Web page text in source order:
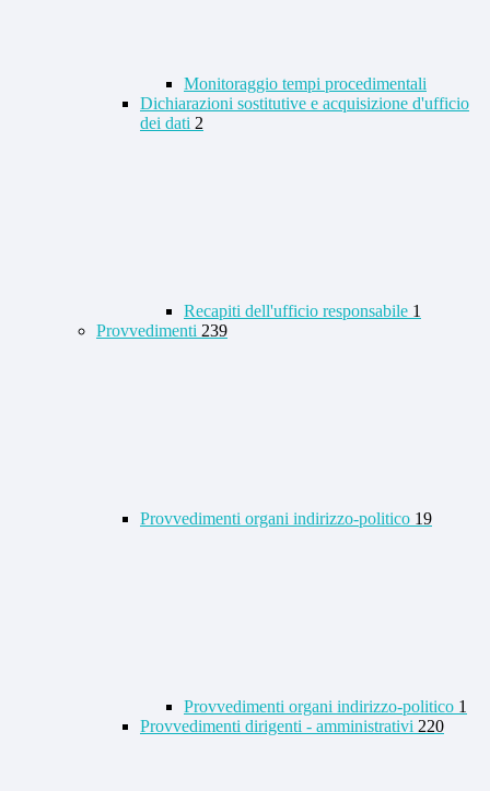
Monitoraggio tempi procedimentali
Dichiarazioni sostitutive e acquisizione d'ufficio
dei dati 2
Recapiti dell'ufficio responsabile 1
Provvedimenti 239
Provvedimenti organi indirizzo-politico 19
Provvedimenti organi indirizzo-politico 1
Provvedimenti dirigenti - amministrativi 220